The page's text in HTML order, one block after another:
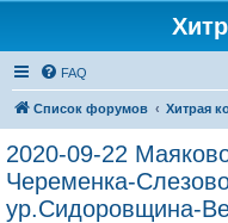
FAQ
Список форумов Хитрая
2020-09-22
Череменка-
ур.Сидоровщина-